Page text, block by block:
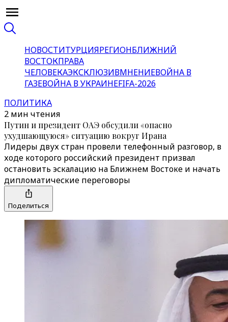
НОВОСТИТУРЦИЯРЕГИОНБЛИЖНИЙ
ВОСТОКПРАВА
ЧЕЛОВЕКАЭКСКЛЮЗИВМНЕНИЕВОЙНА В
ГАЗЕВОЙНА В УКРАИНЕFIFA-2026
ПОЛИТИКА
2 мин чтения
Путин и президент ОАЭ обсудили «опасно
ухудшающуюся» ситуацию вокруг Ирана
Лидеры двух стран провели телефонный разговор, в
ходе которого российский президент призвал
остановить эскалацию на Ближнем Востоке и начать
дипломатические переговоры
Поделиться